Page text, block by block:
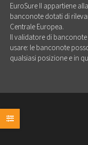
EuroSure II appartiene
banconote dotati di
Centrale Europea.
Il validatore di
usare: le banconote
qualsiasi posizione e in